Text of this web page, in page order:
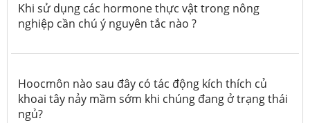
Khi sử dụng các hormone thực vật trong nông
nghiệp cần chú ý nguyên tắc nào ?
Hoocmôn nào sau đây có tác động kích thích củ
khoai tây nảy mầm sớm khi chúng đang ở trạng thái
ngủ?